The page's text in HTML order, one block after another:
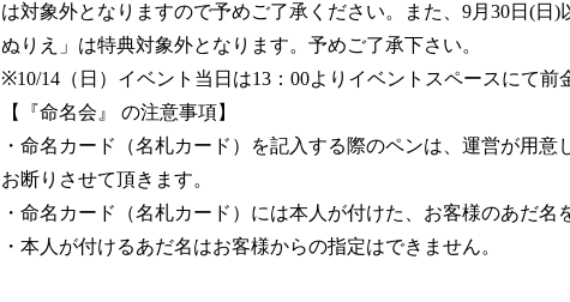
は対象外となりますので予めご了承ください。また、9月30日(
ぬりえ」は特典対象外となります。予めご了承下さい。
※10/14（日）イベント当日は13：00よりイベントスペースにて前
【『命名会』 の注意事項】
・命名カード（名札カード）を記入する際のペンは、運営が用
お断りさせて頂きます。
・命名カード（名札カード）には本人が付けた、お客様のあだ名
・本人が付けるあだ名はお客様からの指定はできません。